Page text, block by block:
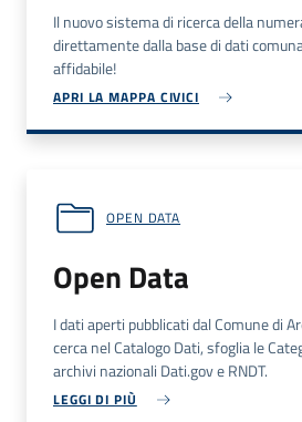
Il nuovo sistema di ricerca della
direttamente dalla base di dati
affidabile!
APRI LA MAPPA CIVICI
OPEN DATA
Open Data
I dati aperti pubblicati dal Comune di
cerca nel Catalogo Dati, sfoglia le
archivi nazionali Dati.gov e RNDT.
LEGGI DI PIÙ